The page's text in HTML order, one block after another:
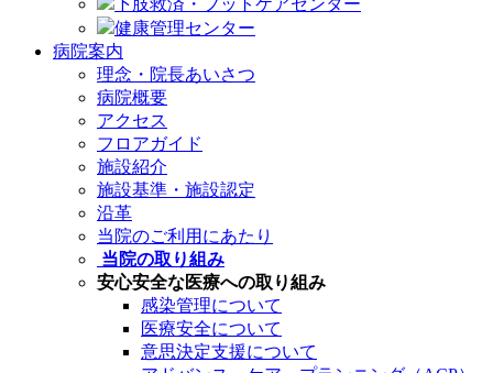
健康管理センター
病院案内
理念・院長あいさつ
病院概要
アクセス
フロアガイド
施設紹介
施設基準・施設認定
沿革
当院のご利用にあたり
当院の取り組み
安心安全な医療への取り組み
感染管理について
医療安全について
意思決定支援について